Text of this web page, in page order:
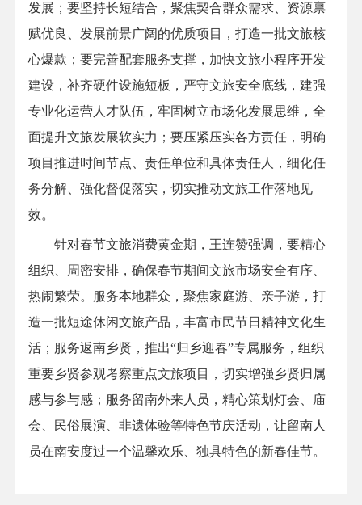
发展；要坚持长短结合，聚焦契合群众需求、资源禀
赋优良、发展前景广阔的优质项目，打造一批文旅核
心爆款；要完善配套服务支撑，加快文旅小程序开发
建设，补齐硬件设施短板，严守文旅安全底线，建强
专业化运营人才队伍，牢固树立市场化发展思维，全
面提升文旅发展软实力；要压紧压实各方责任，明确
项目推进时间节点、责任单位和具体责任人，细化任
务分解、强化督促落实，切实推动文旅工作落地见
效。
针对春节文旅消费黄金期，王连赞强调，要精心
组织、周密安排，确保春节期间文旅市场安全有序、
热闹繁荣。服务本地群众，聚焦家庭游、亲子游，打
造一批短途休闲文旅产品，丰富市民节日精神文化生
活；服务返南乡贤，推出“归乡迎春”专属服务，组织
重要乡贤参观考察重点文旅项目，切实增强乡贤归属
感与参与感；服务留南外来人员，精心策划灯会、庙
会、民俗展演、非遗体验等特色节庆活动，让留南人
员在南安度过一个温馨欢乐、独具特色的新春佳节。